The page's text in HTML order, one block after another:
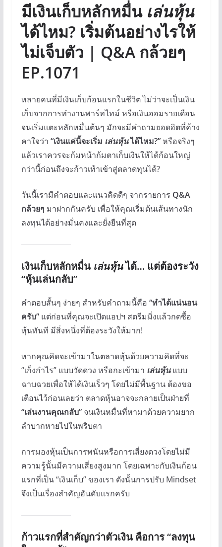
มีเงินเก็บหลักหมื่น เล่นหุ้น
ได้ไหม? เริ่มต้นอย่างไรให้
ไม่เจ็บตัว | Q&A กล้วยๆ
EP.1071
หลายคนที่มีเงินเก็บก้อนแรกในชีวิต ไม่ว่าจะเป็นเงิน
เก็บจากการทำงานพาร์ทไทม์ หรือเงินออมรายเดือน
จนเริ่มแตะหลักหมื่นต้นๆ มักจะมีคำถามยอดฮิตที่ค้าง
คาใจว่า “เงินแค่นี้จะเริ่ม เล่นหุ้นได้ไหม?”หรือจริงๆ
แล้วเราควรจะก้มหน้าก้มตาเก็บเงินให้ได้ก้อนใหญ่
กว่านี้ก่อนถึงจะก้าวเท้าเข้าสู่ตลาดทุนได้?
วันนี้เรามีคำตอบและแนวคิดดีๆ จากรายการ Q&A
กล้วยๆ มาฝากกันครับ เพื่อให้คุณเริ่มต้นเส้นทางนัก
ลงทุนได้อย่างมั่นคงและยั่งยืนที่สุด
เงินเก็บหลักหมื่น เล่นหุ้นได้… แต่ต้องระวัง
“หุ้นเล่นกลับ”
คำตอบสั้นๆ ง่ายๆ สำหรับคำถามนี้คือ “ทำได้แน่นอน
ครับ”แต่ก่อนที่คุณจะเปิดแอปฯ สตรีมมิ่งแล้วกดซื้อ
หุ้นทันที มีสิ่งหนึ่งที่ต้องระวังให้มาก!
หากคุณคิดจะเข้ามาในตลาดหุ้นด้วยความคิดที่จะ
“เก็งกำไร” แบบวัดดวง หรือกะเข้ามา เล่นหุ้นแบบ
ฉาบฉวยเพื่อให้ได้เงินเร็วๆ โดยไม่มีพื้นฐาน ต้องขอ
เตือนไว้ก่อนเลยว่า ตลาดหุ้นอาจจะกลายเป็นฝ่ายที่
“เล่นงานคุณกลับ”จนเงินหมื่นที่หามาด้วยความยาก
ลำบากหายไปในพริบตา
การมองหุ้นเป็นการพนันหรือการเสี่ยงดวงโดยไม่มี
ความรู้นั้นมีความเสี่ยงสูงมาก โดยเฉพาะกับเงินก้อน
แรกที่เป็น “เงินเก็บ” ของเรา ดังนั้นการปรับ Mindset
จึงเป็นเรื่องสำคัญอันดับแรกครับ
ก้าวแรกที่สำคัญกว่าตัวเงิน คือการ “ลงทุน